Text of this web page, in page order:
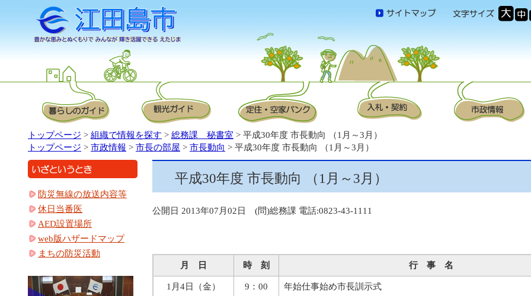
トップページ > 組織で情報を探す > 総務課 秘書室 > 平成30年度 市長動向 （1月～3月）
トップページ > 市政情報 > 市長の部屋 > 市長動向 > 平成30年度 市長動向 （1月～3月）
平成30年度 市長動向 （1月～3月）
公開日 2013年07月02日 (問)総務課 電話:0823-43-1111
月 日 時 刻 行 事 名
1月4日（金） 9：00 年始仕事始め市長訓示式
防災無線の放送内容等
休日当番医
AED設置場所
web版ハザードマップ
まちの防災活動